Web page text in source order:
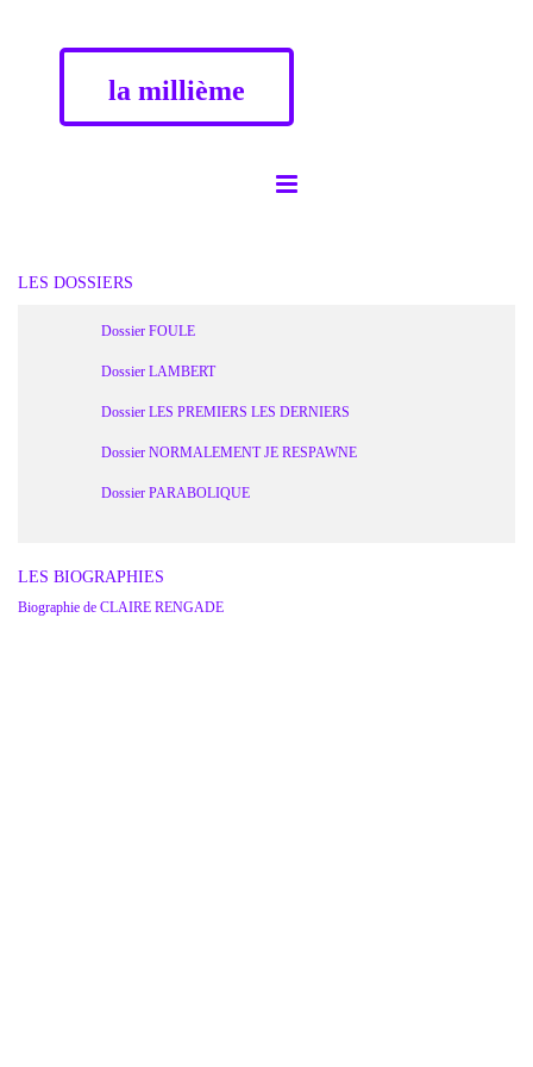
la millième
LES DOSSIERS
Dossier FOULE
Dossier LAMBERT
Dossier LES PREMIERS LES DERNIERS
Dossier NORMALEMENT JE RESPAWNE
Dossier PARABOLIQUE
LES BIOGRAPHIES
Biographie de CLAIRE RENGADE